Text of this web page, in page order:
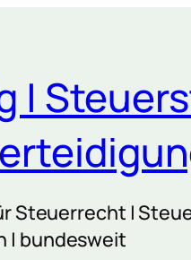
|
Steuerrecht |
| bundesweit